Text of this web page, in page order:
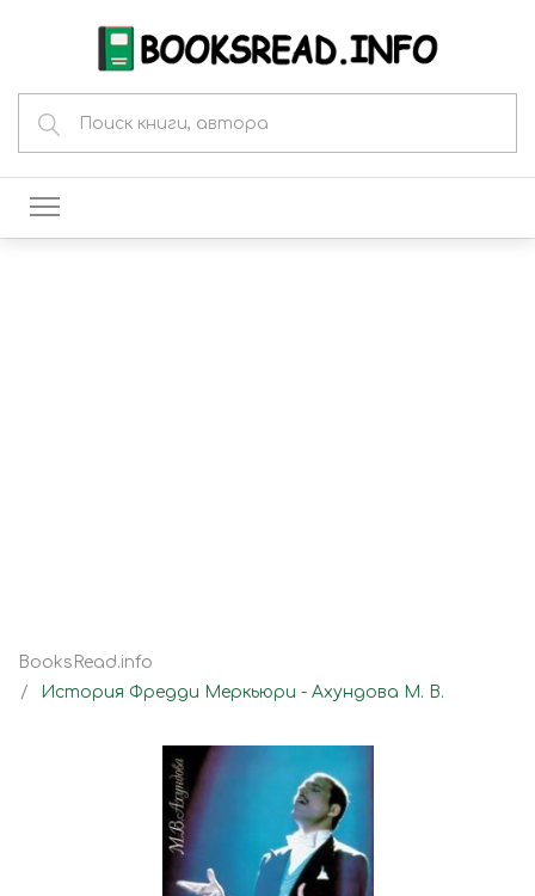
BooksRead.info
История Фредди Меркьюри - Ахундова М. В.